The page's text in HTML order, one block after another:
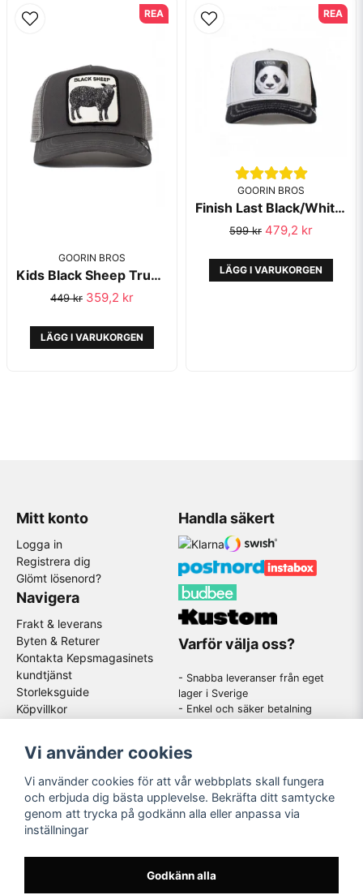
GOORIN BROS
Kids Black Sheep Trucker Animal Farm Grey - Goorin Bros
449 kr 359,2 kr
LÄGG I VARUKORGEN
REA
GOORIN BROS
Finish Last Black/White Trucker Animal Farm - Goorin Bros
599 kr 479,2 kr
LÄGG I VARUKORGEN
REA
Mitt konto
Logga in
Registrera dig
Glömt lösenord?
Navigera
Frakt & leverans
Byten & Returer
Kontakta Kepsmagasinets
kundtjänst
Storleksguide
Köpvillkor
Om oss
Handla säkert
Varför välja oss?
- Snabba leveranser från eget
lager i Sverige
- Enkel och säker betalning
-En schysst kundtjänst som
Följ oss
Vi använder cookies
Vi använder cookies för att vår webbplats skall fungera
och erbjuda dig bästa upplevelse. Bekräfta ditt samtycke
genom att trycka på godkänn alla eller anpassa via
inställningar
Godkänn alla